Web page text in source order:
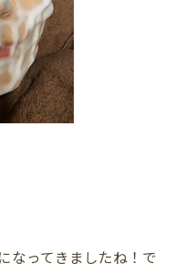
なってきましたね！で